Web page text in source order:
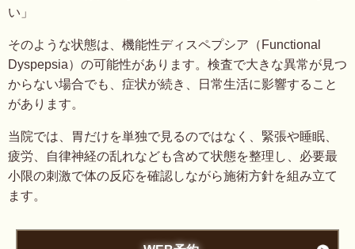
い」
そのような状態は、機能性ディスペプシア（Functional
Dyspepsia）の可能性があります。検査で大きな異常が見つ
からない場合でも、症状が続き、日常生活に影響すること
があります。
当院では、胃だけを単独で見るのではなく、緊張や睡眠、
疲労、自律神経の乱れなども含めて状態を整理し、必要最
小限の刺激で体の反応を確認しながら施術方針を組み立て
ます。